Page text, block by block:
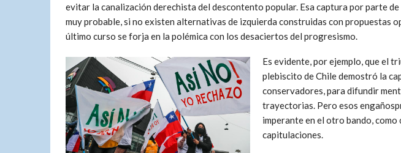
evitar la canalización derechista del descontento popular. Esa captura por parte
muy probable, si no existen alternativas de izquierda construidas con propuestas
último curso se forja en la polémica con los desaciertos del progresismo.
Es evidente, por ejemplo, que el
plebiscito de Chile demostró la
conservadores, para difundir
trayectorias. Pero esos
imperante en el otro bando,
capitulaciones.